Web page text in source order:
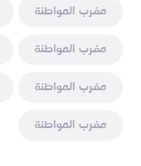
مغرب المواطنة
مغرب المواطنة
مغرب المواطنة
مغرب المواطنة